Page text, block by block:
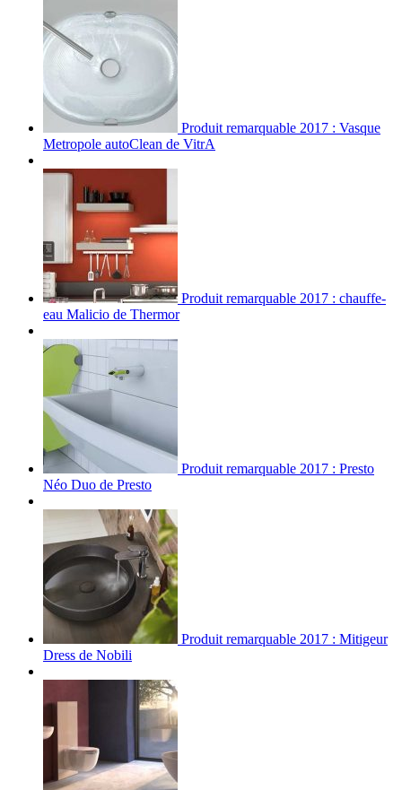
Produit remarquable 2017 : Vasque
Metropole autoClean de VitrA
Produit remarquable 2017 : chauffe-
eau Malicio de Thermor
Produit remarquable 2017 : Presto
Néo Duo de Presto
Produit remarquable 2017 : Mitigeur
Dress de Nobili